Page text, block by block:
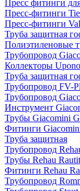
Пресс фитинги
Пресс-фитинги
Пресс-фитинги
Труба защитная
Полиэтиленовые
Трубопровод
Коллекторы
Труба защитная
Трубопровод FV-
Трубопровод
Инструмент
Трубы Giacomini
Фитинги
Труба защитная
Трубопровод
Трубы Rehau
Фитинги Rehau
Трубопровод